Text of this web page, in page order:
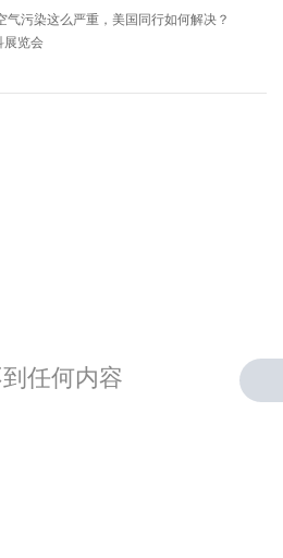
气污染这么严重，美国同行如何解决？
展览会
任何内容